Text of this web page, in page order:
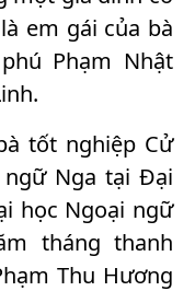
em gái của bà
Phạm Nhật
tốt nghiệp Cử
ngữ Nga tại Đại
học Ngoại ngữ
tháng thanh
Thu Hương